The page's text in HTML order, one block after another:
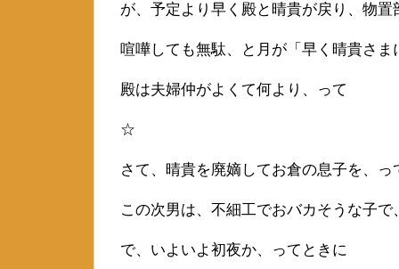
が、予定より早く殿と晴貴が戻り、物置
喧嘩しても無駄、と月が「早く晴貴さ
殿は夫婦仲がよくて何より、って
☆
さて、晴貴を廃嫡してお倉の息子を、っ
この次男は、不細工でおバカそうな子
で、いよいよ初夜か、ってときに